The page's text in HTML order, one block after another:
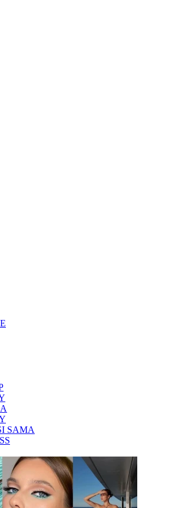
SAMA